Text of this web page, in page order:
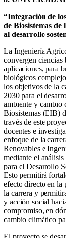
“Integración de
de Biosistemas
al desarrollo
La Ingeniería
convergen ciencias
aplicaciones, para
biológicos
los objetivos de la
2030 para el
ambiente y cambio
Biosistemas (EIB)
través de este
docentes e
enfoque de la
Renovables e
mediante el
para el Desarrollo
Esto permitirá
efecto directo en la
la carrera y
y acción social
compromiso, en
cambio climático
El proyecto se